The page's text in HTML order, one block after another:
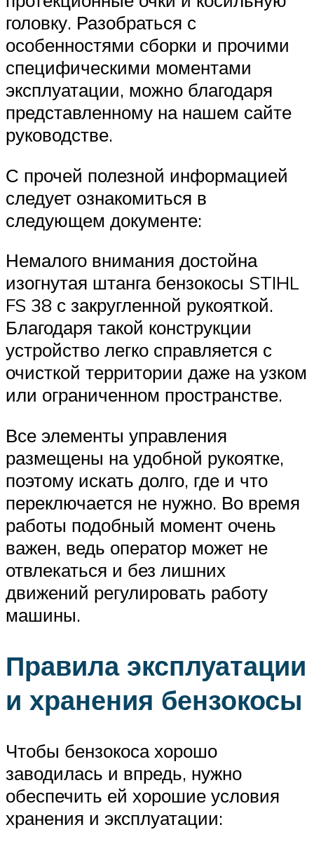
головку. Разобраться с
особенностями сборки и прочими
специфическими моментами
эксплуатации, можно благодаря
представленному на нашем сайте
руководстве.
С прочей полезной информацией
следует ознакомиться в
следующем документе:
Немалого внимания достойна
изогнутая штанга бензокосы STIHL
FS 38 с закругленной рукояткой.
Благодаря такой конструкции
устройство легко справляется с
очисткой территории даже на узком
или ограниченном пространстве.
Все элементы управления
размещены на удобной рукоятке,
поэтому искать долго, где и что
переключается не нужно. Во время
работы подобный момент очень
важен, ведь оператор может не
отвлекаться и без лишних
движений регулировать работу
машины.
Правила эксплуатации
и хранения бензокосы
Чтобы бензокоса хорошо
заводилась и впредь, нужно
обеспечить ей хорошие условия
хранения и эксплуатации: